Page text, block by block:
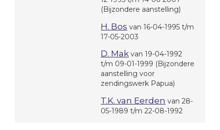
(Bijzondere aanstelling)
H. Bos van 16-04-1995 t/m
17-05-2003
D. Mak van 19-04-1992
t/m 09-01-1999 (Bijzondere
aanstelling voor
zendingswerk Papua)
T.K. van Eerden van 28-
05-1989 t/m 22-08-1992